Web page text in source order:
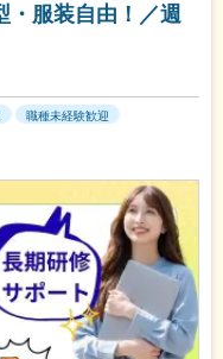
・服装自由！／週
職種未経験歓迎